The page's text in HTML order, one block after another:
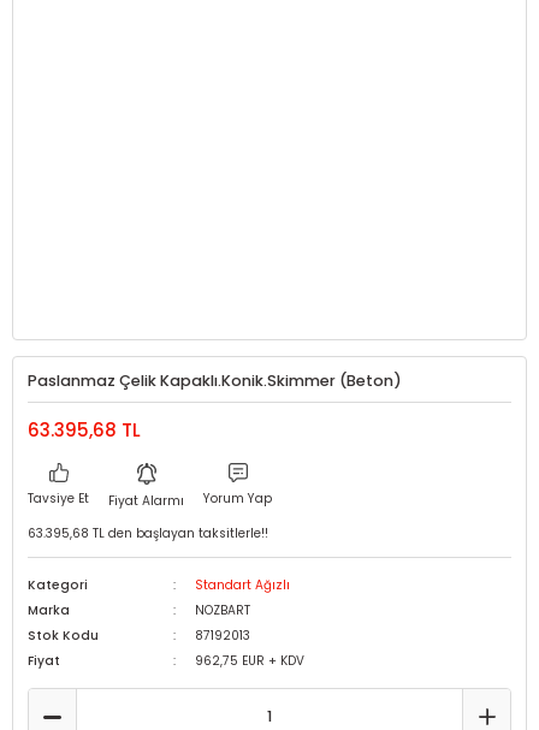
Paslanmaz Çelik Kapaklı.Konik.Skimmer (Beton)
63.395,68 TL
Tavsiye Et Fiyat Alarmı
Yorum Yap
63.395,68 TL den başlayan taksitlerle!!
Kategori
Standart Ağızlı
Marka
NOZBART
Stok Kodu
87192013
Fiyat
962,75 EUR + KDV